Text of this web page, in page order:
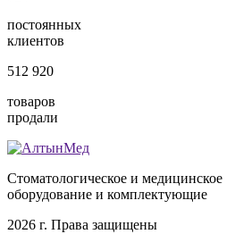
постоянных
клиентов
512 920
товаров
продали
Стоматологическое и медицинское
оборудование и комплектующие
2026 г. Права защищены